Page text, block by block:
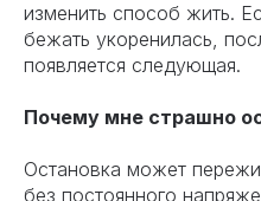
изменить способ жить.
бежать укоренилась,
появляется следующая.
Почему мне страшно
Остановка может
без постоянного